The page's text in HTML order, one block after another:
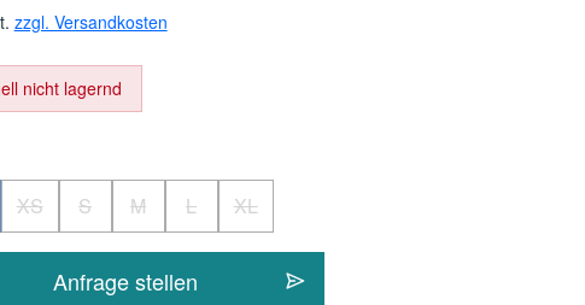
zzgl. Versandkosten
nicht lagernd
Option ist zurzeit nicht verfügbar.)
XS(Diese Option ist zurzeit nicht verfügbar.)
S(Diese Option ist zurzeit nicht verfügbar.)
M(Diese Option ist zurzeit nicht verfügbar.)
L(Diese Option ist zurzeit nicht verfügbar.)
XL(Diese Option ist zurzeit nicht verfügbar.)
Anfrage stellen